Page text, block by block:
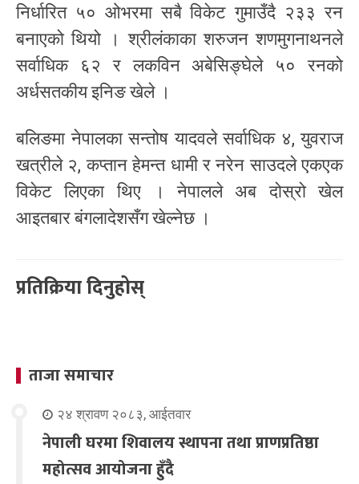
निर्धारित ५० ओभरमा सबै विकेट गुमाउँदै २३३ रन
बनाएको थियो । श्रीलंकाका शरुजन शणमुगनाथनले
सर्वाधिक ६२ र लकविन अबेसिङ्घेले ५० रनको
अर्धसतकीय इनिङ खेले ।
बलिङमा नेपालका सन्तोष यादवले सर्वाधिक ४, युवराज
खत्रीले २, कप्तान हेमन्त धामी र नरेन साउदले एकएक
विकेट लिएका थिए । नेपालले अब दोस्रो खेल
आइतबार बंगलादेशसँग खेल्नेछ ।
प्रतिक्रिया दिनुहोस्
ताजा समाचार
२४ श्रावण २०८३, आईतवार
नेपाली घरमा शिवालय स्थापना तथा प्राणप्रतिष्ठा
महोत्सव आयोजना हुँदै